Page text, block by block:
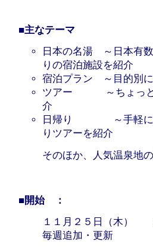
■主なテーマ
日本の名湯 ～日本有
りの宿泊施設を紹介
宿泊プラン ～目的別
ツアー ～ちょっと遠
介
日帰り ～手軽に温
りツアーを紹介
そのほか、人気温泉地
■開始 ：
１１月２５日（木）
毎週追加・更新